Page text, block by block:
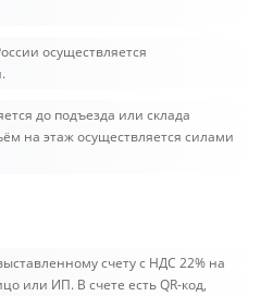
осуществляется
до подъезда или склада
на этаж осуществляется силами
счету c НДС 22% на
или ИП. В счете есть QR-код,